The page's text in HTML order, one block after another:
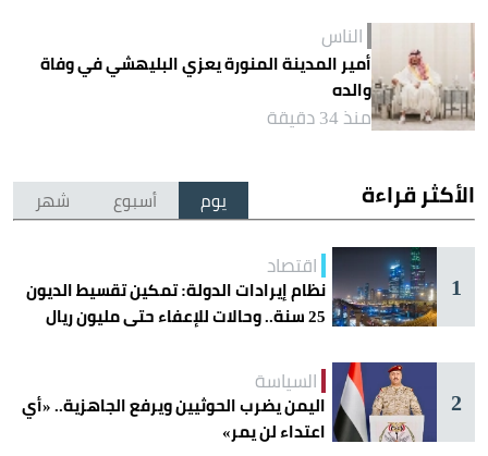
الناس
أمير المدينة المنورة يعزي البليهشي في وفاة
والده
منذ 34 دقيقة
الأكثر قراءة يوم أسبوع شهر
1
اقتصاد
نظام إيرادات الدولة: تمكين تقسيط الديون
25 سنة.. وحالات للإعفاء حتى مليون ريال
2
السياسة
اليمن يضرب الحوثيين ويرفع الجاهزية.. «أي
اعتداء لن يمر»